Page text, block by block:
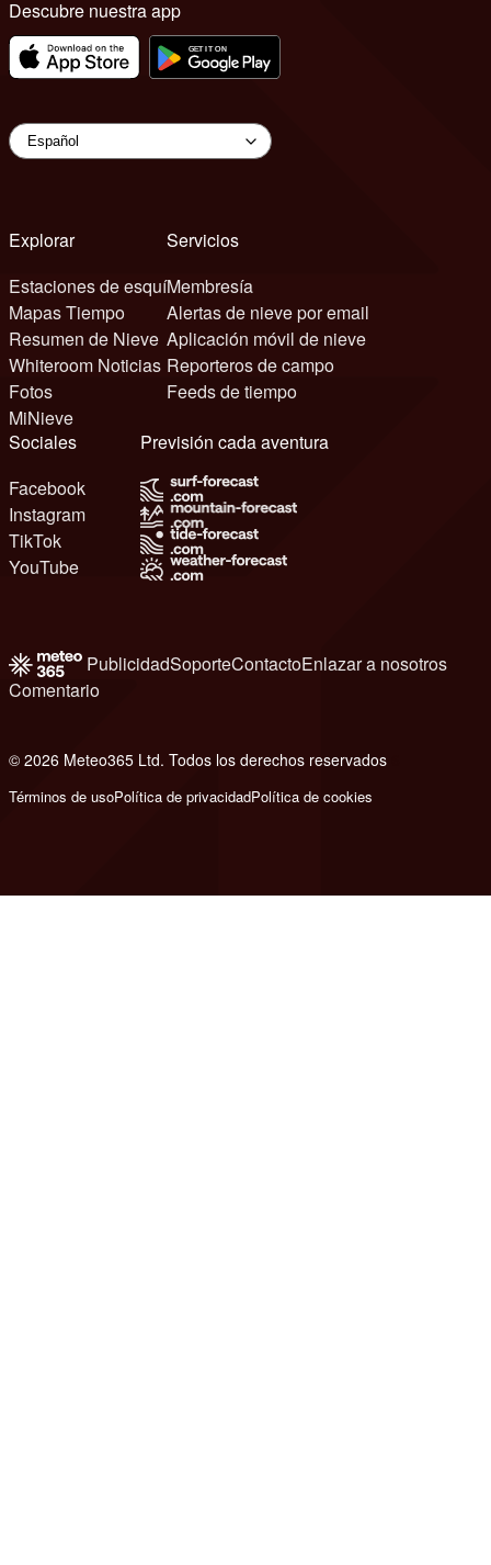
Descubre nuestra app
Explorar
Estaciones de esquí
Mapas Tiempo
Resumen de Nieve
Whiteroom Noticias
Fotos
MiNieve
Servicios
Membresía
Alertas de nieve por email
Aplicación móvil de nieve
Reporteros de campo
Feeds de tiempo
Sociales
Facebook
Instagram
TikTok
YouTube
Previsión cada aventura
PublicidadSoporteContactoEnlazar a nosotros
Comentario
© 2026 Meteo365 Ltd. Todos los derechos reservados
Términos de usoPolítica de privacidadPolítica de cookies